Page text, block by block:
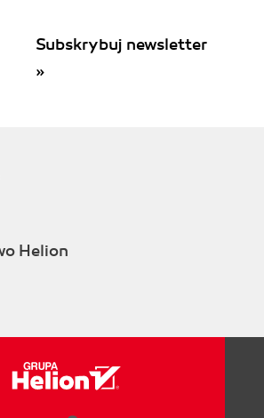
Subskrybuj newsletter
»
Helion